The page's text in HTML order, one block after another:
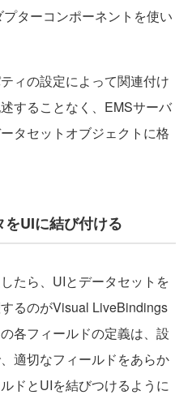
ターコンポーネントを使い
ィの設定によって関連付け
することなく、EMSサーバ
タセットオブジェクトに格
UIに結び付ける
たら、UIとデータセットを
るのがVisual LiveBindings
各フィールドの定義は、設
適切なフィールドをあらか
ドとUIを結びつけるように